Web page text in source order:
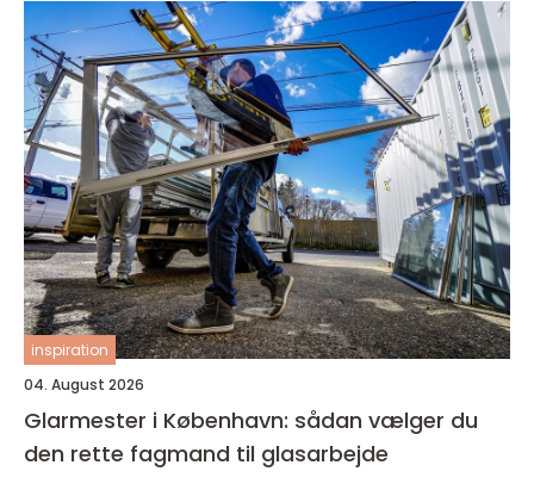
inspiration
04. August 2026
Glarmester i København: sådan vælger du
den rette fagmand til glasarbejde